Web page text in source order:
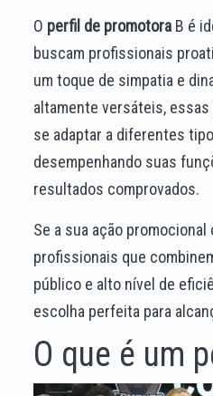
O perfil de promotoraB é
buscam profissionais
um toque de simpatia e
altamente versáteis,
se adaptar a diferentes
desempenhando suas
resultados comprovados.
Se a sua ação promocional
profissionais que
público e alto nível de
escolha perfeita para
O que é um